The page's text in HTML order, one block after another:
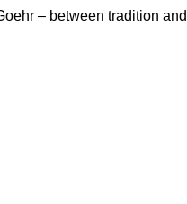
– between tradition and